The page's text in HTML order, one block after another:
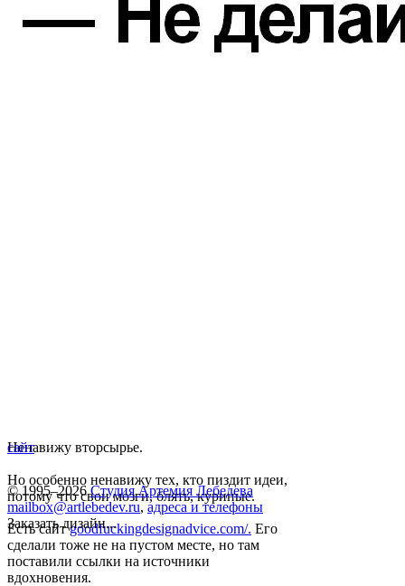
Ненавижу вторсырье.
Но особенно ненавижу тех, кто пиздит идеи,
потому что свои мозги, блять, куриные.
Есть сайтgoodfuckingdesignadvice.com/. Его
сделали тоже не на пустом месте, но там
поставили ссылки на источники
вдохновения.
сайт
© 1995–2026 Студия Артемия Лебедева
mailbox@artlebedev.ru, адреса и телефоны
Заказать дизайн...